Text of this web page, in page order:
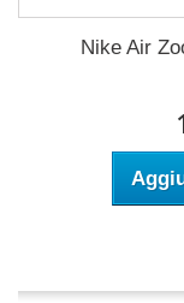
Nike Air